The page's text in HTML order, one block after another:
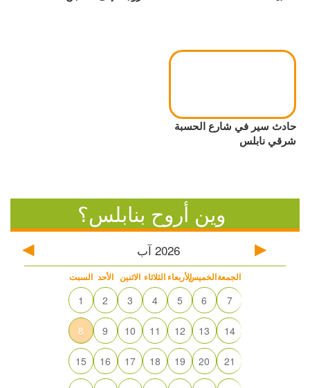
حادث سير في شارع الحسبة
شرقي نابلس
وين أروح بنابلس؟
2026 آب
السبت الأحد الاثنين الثلاثاء الأربعاءالخميسالجمعة
1 2 3 4 5 6 7
8 9 10 11 12 13 14
15 16 17 18 19 20 21